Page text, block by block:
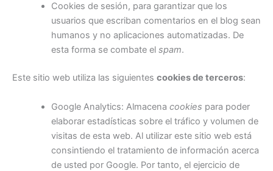
Cookies de sesión, para garantizar que los
usuarios que escriban comentarios en el blog sean
humanos y no aplicaciones automatizadas. De
esta forma se combate el spam.
Este sitio web utiliza las siguientes cookies de terceros:
Google Analytics: Almacena cookies para poder
elaborar estadísticas sobre el tráfico y volumen de
visitas de esta web. Al utilizar este sitio web está
consintiendo el tratamiento de información acerca
de usted por Google. Por tanto, el ejercicio de